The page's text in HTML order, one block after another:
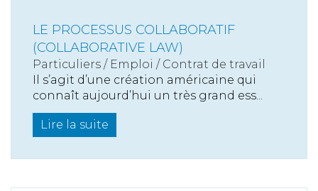
LE PROCESSUS COLLABORATIF
(COLLABORATIVE LAW)
Particuliers / Emploi / Contrat de travail
Il s’agit d’une création américaine qui
connaît aujourd’hui un très grand ess...
Lire la suite